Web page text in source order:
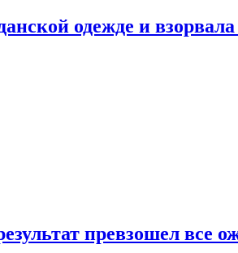
одежде и взорвала
превзошел все